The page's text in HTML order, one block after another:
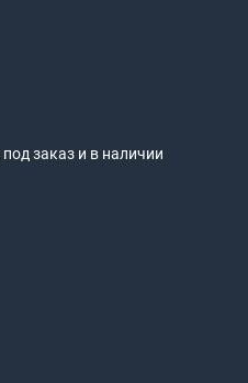
заказ и в наличии